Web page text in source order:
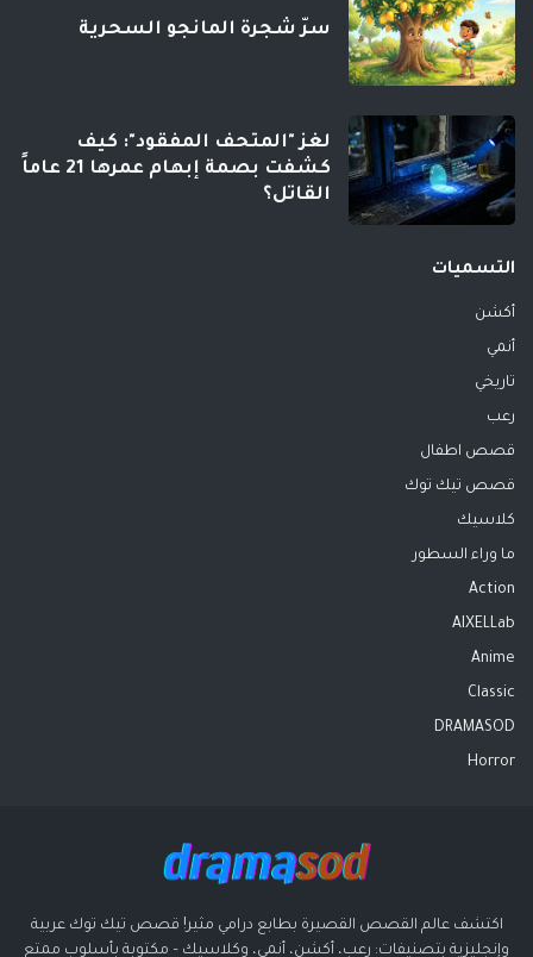
سرّ شجرة المانجو السحرية
لغز "المتحف المفقود": كيف
كشفت بصمة إبهام عمرها 21 عاماً
القاتل؟
التسميات
أكشن
أنمي
تاريخي
رعب
قصص اطفال
قصص تيك توك
كلاسيك
ما وراء السطور
Action
AIXELLab
Anime
Classic
DRAMASOD
Horror
اكتشف عالم القصص القصيرة بطابع درامي مثير! قصص تيك توك عربية
وإنجليزية بتصنيفات: رعب، أكشن، أنمي، وكلاسيك – مكتوبة بأسلوب ممتع